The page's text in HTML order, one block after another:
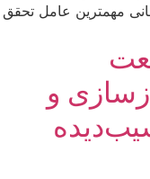
مهمترین عامل تحقق
و